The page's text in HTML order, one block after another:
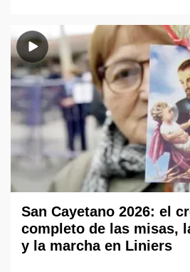
San Cayetano 2026: el
completo de las misas,
y la marcha en Liniers